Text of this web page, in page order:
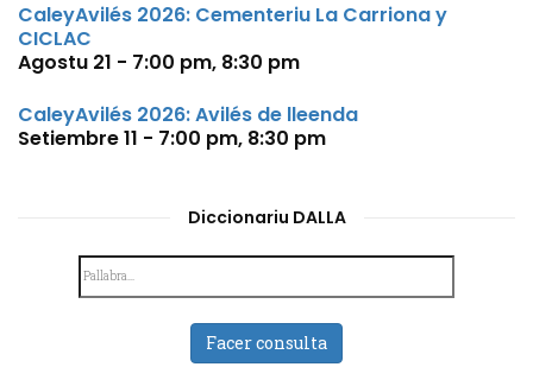
CaleyAvilés 2026: Cementeriu La Carriona y
CICLAC
Agostu 21 - 7:00 pm, 8:30 pm
CaleyAvilés 2026: Avilés de lleenda
Setiembre 11 - 7:00 pm, 8:30 pm
Diccionariu DALLA
Facer consulta